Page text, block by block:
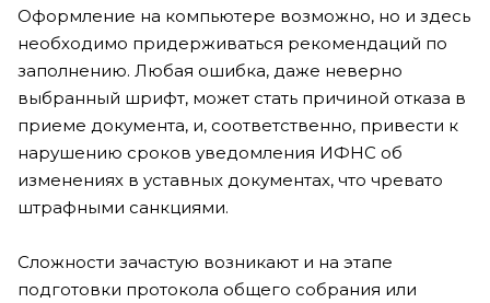
Оформление на компьютере возможно, но и здесь
необходимо придерживаться рекомендаций по
заполнению. Любая ошибка, даже неверно
выбранный шрифт, может стать причиной отказа в
приеме документа, и, соответственно, привести к
нарушению сроков уведомления ИФНС об
изменениях в уставных документах, что чревато
штрафными санкциями.
Сложности зачастую возникают и на этапе
подготовки протокола общего собрания или